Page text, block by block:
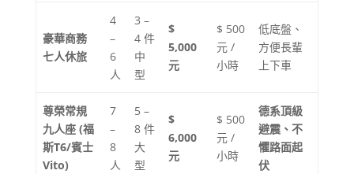
豪華商務
七人休旅
4
–
6
人
3 –
4 件
中
型
$
5,000
元
$ 500
元 /
小時
低底盤、
方便長輩
上下車
尊榮常規
九人座 (福
斯T6/賓士
Vito)
7
–
8
人
5 –
8 件
大
型
$
6,000
元
$ 500
元 /
小時
德系頂級
避震、不
懼路面起
伏